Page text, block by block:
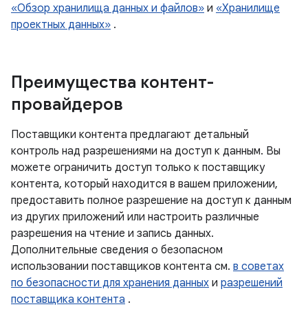
«Обзор хранилища данных и файлов» и «Хранилище
проектных данных» .
Преимущества контент-
провайдеров
Поставщики контента предлагают детальный
контроль над разрешениями на доступ к данным. Вы
можете ограничить доступ только к поставщику
контента, который находится в вашем приложении,
предоставить полное разрешение на доступ к данным
из других приложений или настроить различные
разрешения на чтение и запись данных.
Дополнительные сведения о безопасном
использовании поставщиков контента см. в советах
по безопасности для хранения данных и разрешений
поставщика контента .